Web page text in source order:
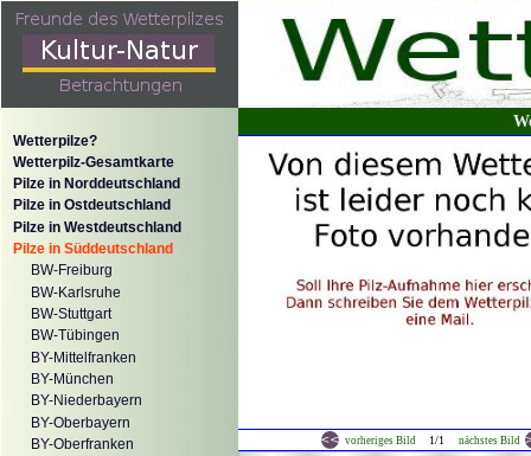
Wetterpilze?
Wetterpilz-Gesamtkarte
Pilze in Norddeutschland
Pilze in Ostdeutschland
Pilze in Westdeutschland
Pilze in Süddeutschland
BW-Freiburg
BW-Karlsruhe
BW-Stuttgart
BW-Tübingen
BY-Mittelfranken
BY-München
BY-Niederbayern
BY-Oberbayern
BY-Oberfranken
vorheriges Bild 1/1 nächstes Bild